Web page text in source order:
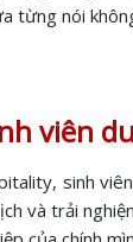
từng nói
viên
sinh
và trải